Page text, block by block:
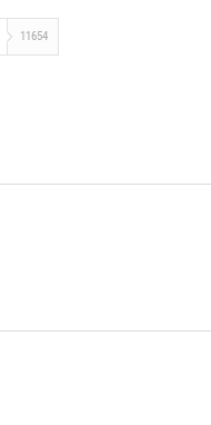
11654